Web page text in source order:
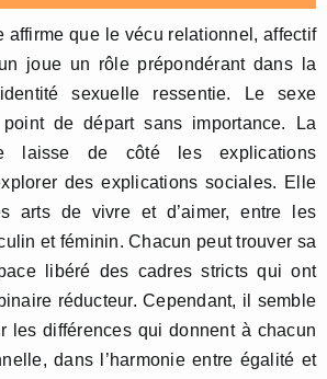
affirme que le vécu relationnel, affectif
joue un rôle prépondérant dans la
sexuelle ressentie. Le sexe
de départ sans importance. La
laisse de côté les explications
des explications sociales. Elle
arts de vivre et d’aimer, entre les
et féminin. Chacun peut trouver sa
libéré des cadres stricts qui ont
réducteur. Cependant, il semble
les différences qui donnent à chacun
dans l’harmonie entre égalité et